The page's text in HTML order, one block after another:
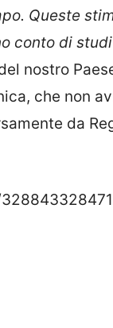
Queste
conto di
nostro
che non
da